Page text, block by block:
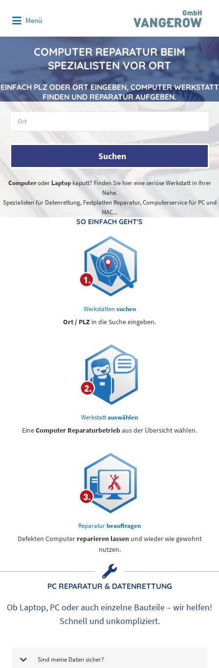
Menü
COMPUTER REPARATUR BEIM
SPEZIALISTEN VOR ORT
EINFACH PLZ ODER ORT EINGEBEN, COMPUTER WERKSTATT
FINDEN UND REPARATUR AUFGEBEN.
Suchen
Computeroder Laptopkaputt? Finden Sie hier eine seriöse Werkstatt in Ihrer
Nähe.
Spezialisten für Datenrettung, Festplatten Reparatur, Computerservice für PC und
MAC...
SO EINFACH GEHT'S
Werkstättensuchen
Ort / PLZ in die Suche eingeben.
Werkstattauswählen
EineComputer Reparaturbetriebaus der Übersicht wählen.
Reparaturbeauftragen
Defekten Computer reparieren lassenund wieder wie gewohnt
nutzen.
PC REPARATUR & DATENRETTUNG
Ob Laptop, PC oder auch einzelne Bauteile – wir helfen!
Schnell und unkompliziert.
Sind meine Daten sicher?